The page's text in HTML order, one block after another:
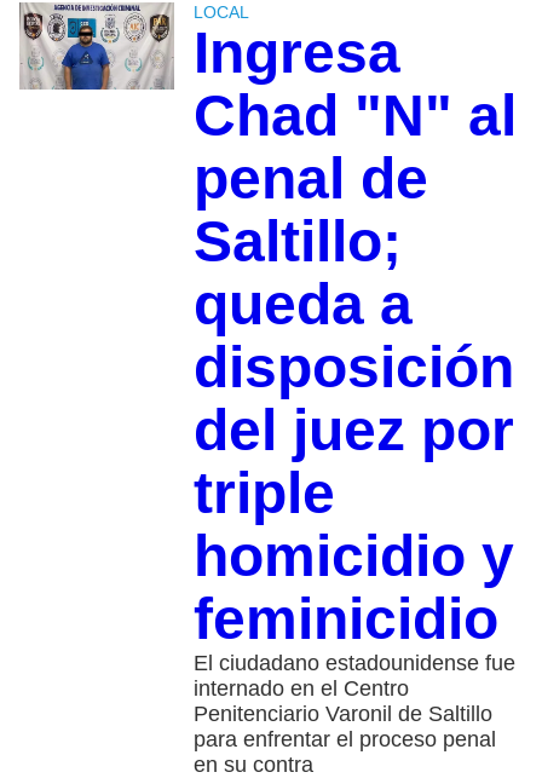
LOCAL
Ingresa
Chad "N" al
penal de
Saltillo;
queda a
disposición
del juez por
triple
homicidio y
feminicidio
El ciudadano estadounidense fue
internado en el Centro
Penitenciario Varonil de Saltillo
para enfrentar el proceso penal
en su contra